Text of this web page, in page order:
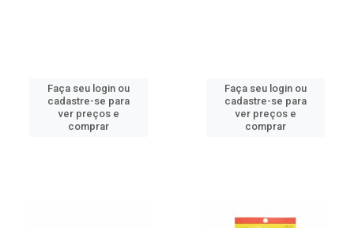
Faça seu login ou
cadastre-se para
ver preços e
comprar
Faça seu login ou
cadastre-se para
ver preços e
comprar